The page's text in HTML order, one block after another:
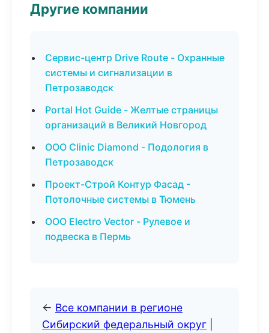
Другие компании
Сервис-центр Drive Route - Охранные
системы и сигнализации в
Петрозаводск
Portal Hot Guide - Желтые страницы
организаций в Великий Новгород
ООО Clinic Diamond - Подология в
Петрозаводск
Проект-Строй Контур Фасад -
Потолочные системы в Тюмень
ООО Electro Vector - Рулевое и
подвеска в Пермь
← Все компании в регионе
Сибирский федеральный округ